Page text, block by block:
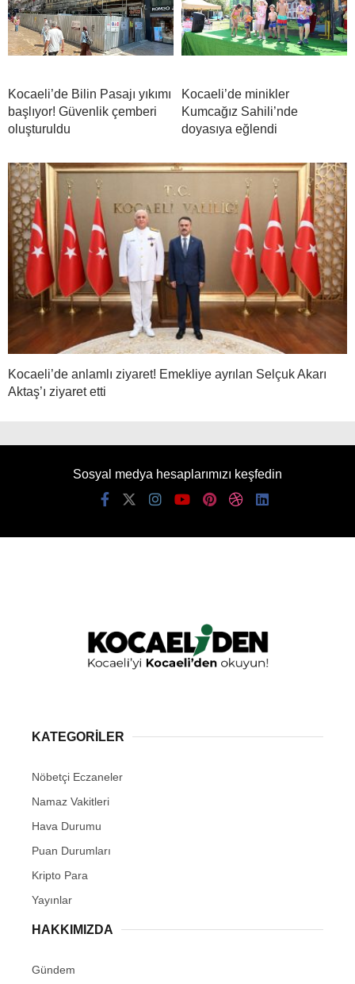
Kocaeli’de Bilin Pasajı yıkımı
başlıyor! Güvenlik çemberi
oluşturuldu
Kocaeli’de minikler
Kumcağız Sahili’nde
doyasıya eğlendi
Kocaeli’de anlamlı ziyaret! Emekliye ayrılan Selçuk Akarı
Aktaş’ı ziyaret etti
Sosyal medya hesaplarımızı keşfedin
KATEGORİLER
Nöbetçi Eczaneler
Namaz Vakitleri
Hava Durumu
Puan Durumları
Kripto Para
Yayınlar
HAKKIMIZDA
Gündem